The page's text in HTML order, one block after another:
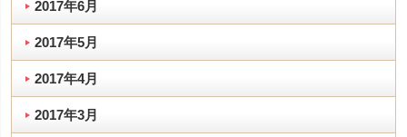
2017年6月
2017年5月
2017年4月
2017年3月